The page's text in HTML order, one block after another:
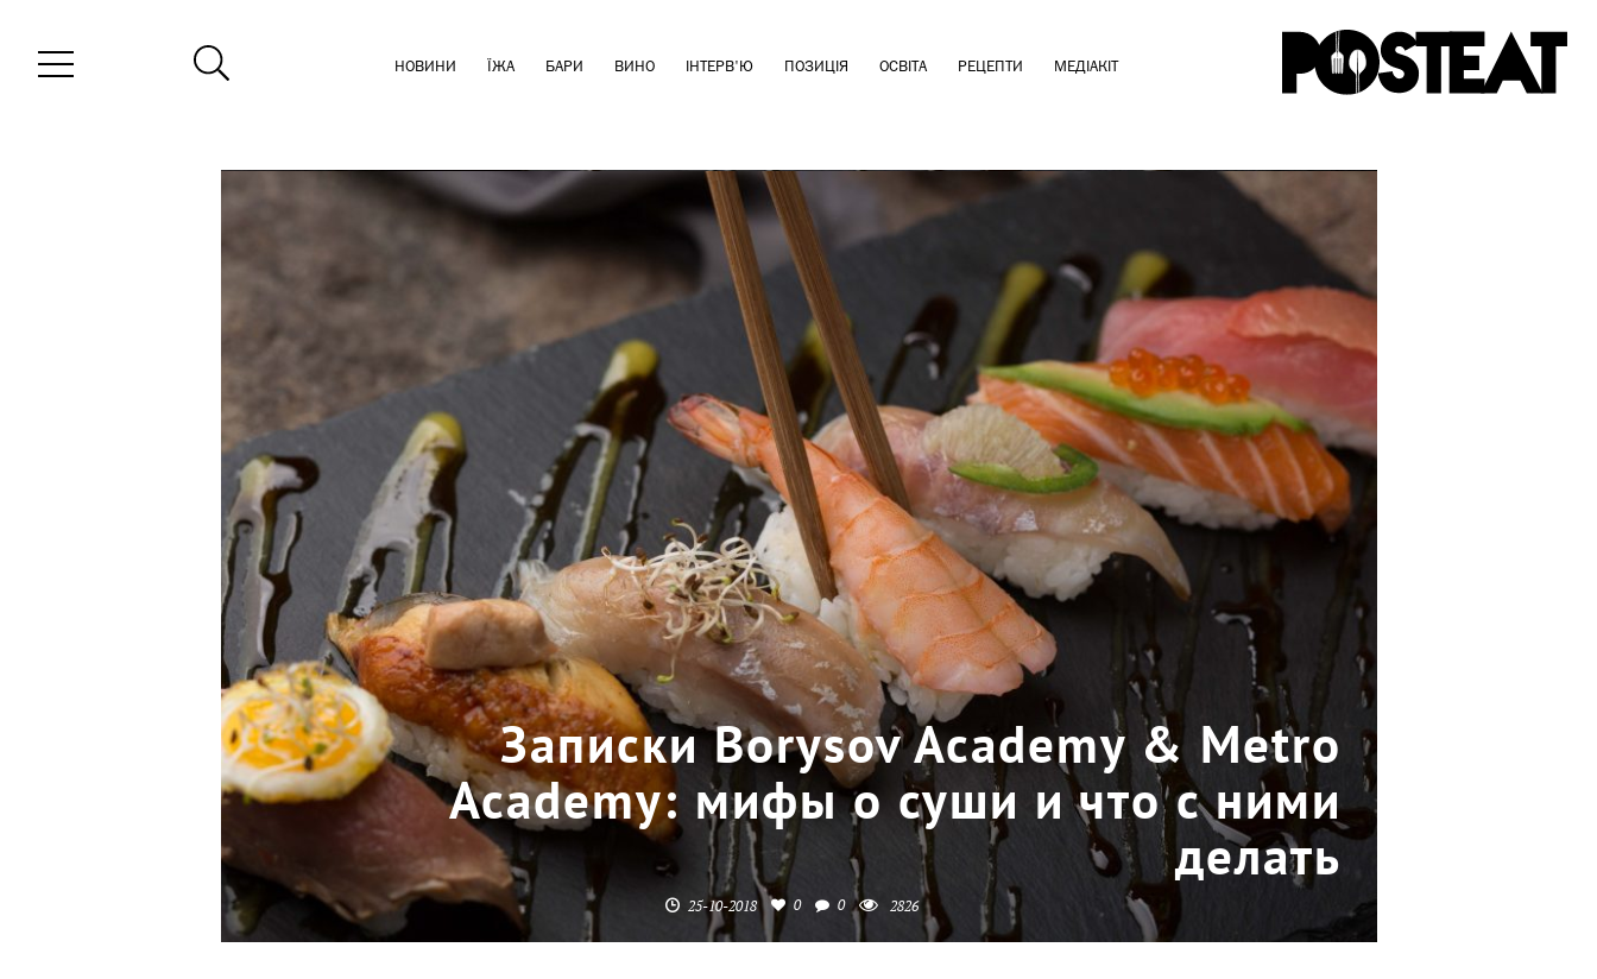
НОВИНИ ЇЖА БАРИ ВИНО ІНТЕРВ'Ю ПОЗИЦІЯ ОСВІТА РЕЦЕПТИ МЕДІАКІТ
Записки Borysov Academy & Metro
Academy: мифы о суши и что с ними
делать
25-10-2018 0 0 2826